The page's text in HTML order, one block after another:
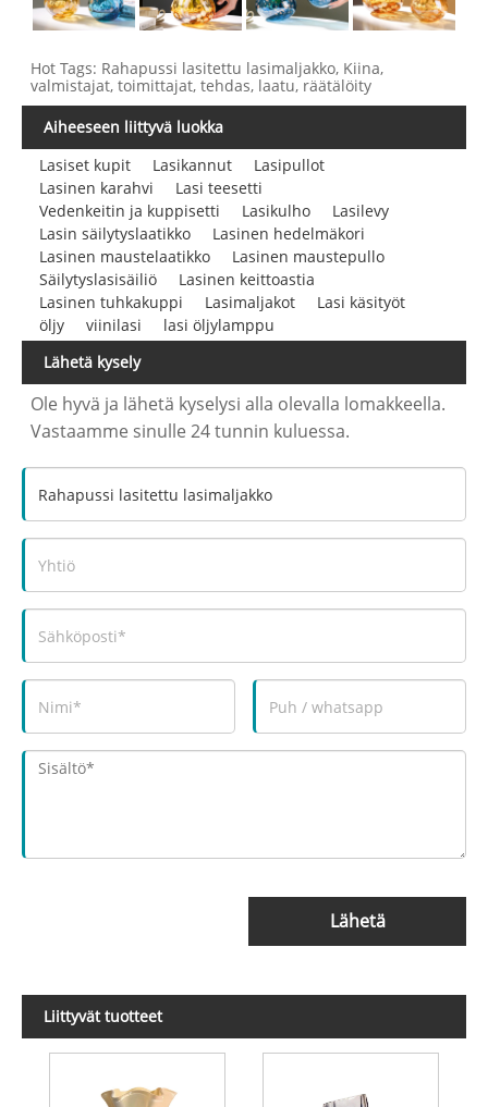
Hot Tags: Rahapussi lasitettu lasimaljakko, Kiina,
valmistajat, toimittajat, tehdas, laatu, räätälöity
Aiheeseen liittyvä luokka
Lasiset kupit
Lasikannut
Lasipullot
Lasinen karahvi
Lasi teesetti
Vedenkeitin ja kuppisetti
Lasikulho
Lasilevy
Lasin säilytyslaatikko
Lasinen hedelmäkori
Lasinen maustelaatikko
Lasinen maustepullo
Säilytyslasisäiliö
Lasinen keittoastia
Lasinen tuhkakuppi
Lasimaljakot
Lasi käsityöt
öljy
viinilasi
lasi öljylamppu
Lähetä kysely
Ole hyvä ja lähetä kyselysi alla olevalla lomakkeella.
Vastaamme sinulle 24 tunnin kuluessa.
Lähetä
Liittyvät tuotteet